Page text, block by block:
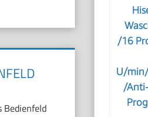
Bedienfeld
/16
U/
/